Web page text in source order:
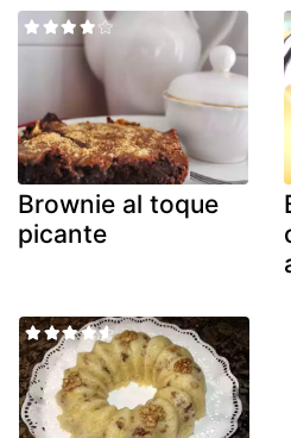
Brownie al toque
picante